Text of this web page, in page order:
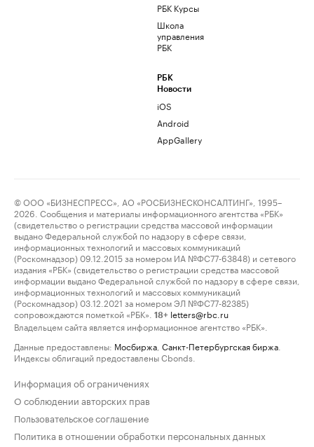
РБК Курсы
Школа
управления
РБК
РБК
Новости
iOS
Android
AppGallery
© ООО «БИЗНЕСПРЕСС», АО «РОСБИЗНЕСКОНСАЛТИНГ», 1995–
2026. Сообщения и материалы информационного агентства «РБК»
(свидетельство о регистрации средства массовой информации
выдано Федеральной службой по надзору в сфере связи,
информационных технологий и массовых коммуникаций
(Роскомнадзор) 09.12.2015 за номером ИА №ФС77-63848) и сетевого
издания «РБК» (свидетельство о регистрации средства массовой
информации выдано Федеральной службой по надзору в сфере связи,
информационных технологий и массовых коммуникаций
(Роскомнадзор) 03.12.2021 за номером ЭЛ №ФС77-82385)
сопровождаются пометкой «РБК».
18+ letters@rbc.ru
Владельцем сайта является информационное агентство «РБК».
Данные предоставлены: Мосбиржа Санкт-Петербургская биржа
Индексы облигаций предоставлены Cbonds.
Информация об ограничениях
О соблюдении авторских прав
Пользовательское соглашение
Политика в отношении обработки персональных данных